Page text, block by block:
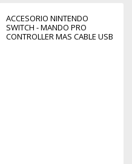
ACCESORIO NINTENDO
SWITCH - MANDO PRO
CONTROLLER MAS CABLE USB